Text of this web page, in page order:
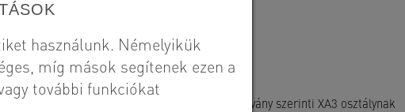
Aknaelemeinket az MSZ 4798 szabvány szerinti XA3 osztálynak
használunk. Némelyikük
míg mások segítenek ezen a
további funkciókat